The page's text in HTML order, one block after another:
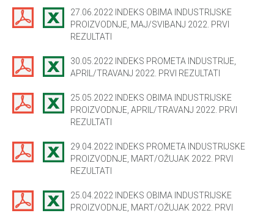
27.06.2022 INDEKS OBIMA INDUSTRIJSKE
PROIZVODNJE, MAJ/SVIBANJ 2022. PRVI
REZULTATI
30.05.2022 INDEKS PROMETA INDUSTRIJE,
APRIL/TRAVANJ 2022. PRVI REZULTATI
25.05.2022 INDEKS OBIMA INDUSTRIJSKE
PROIZVODNJE, APRIL/TRAVANJ 2022. PRVI
REZULTATI
29.04.2022 INDEKS PROMETA INDUSTRIJSKE
PROIZVODNJE, MART/OŽUJAK 2022. PRVI
REZULTATI
25.04.2022 INDEKS OBIMA INDUSTRIJSKE
PROIZVODNJE, MART/OŽUJAK 2022. PRVI